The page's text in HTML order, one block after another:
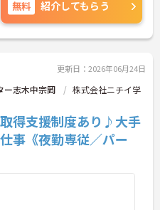
ますのでお気軽
無料 紹介してもらう
更新日：2026年06月24日
ー志木中宗岡
株式会社ニチイ学
取得支援制度あり♪大手
事《夜勤専従／パー